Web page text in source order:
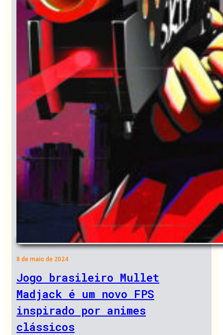
8 de maio de 2024
Jogo brasileiro Mullet
Madjack é um novo FPS
inspirado por animes
clássicos